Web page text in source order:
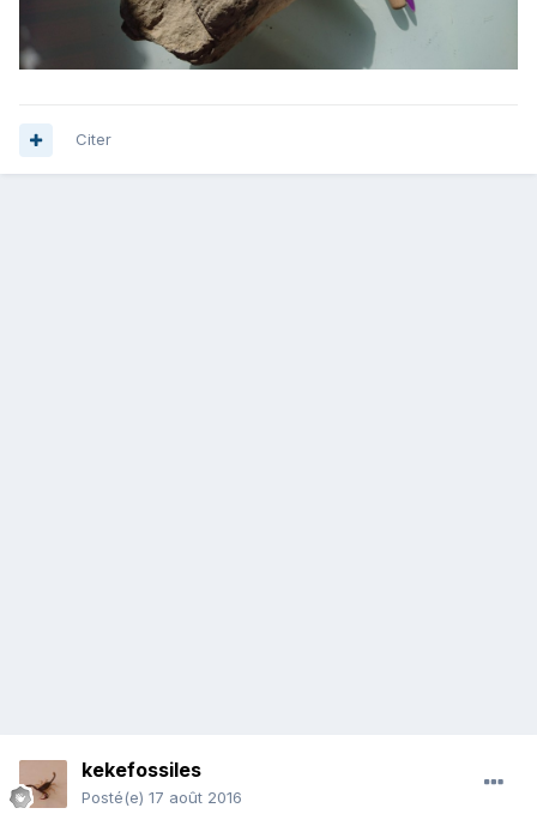
Citer
kekefossiles
Posté(e) 17 août 2016